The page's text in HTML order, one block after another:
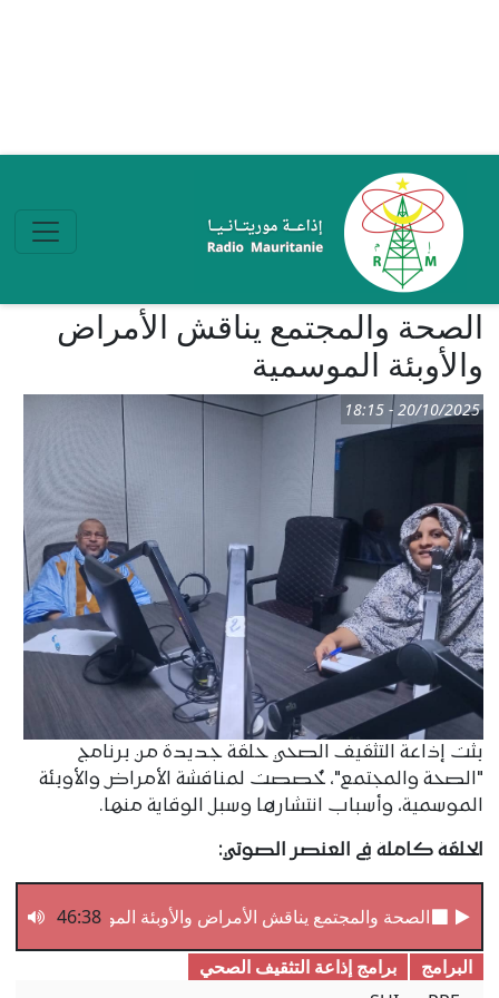
الصحة والمجتمع يناقش الأمراض
والأوبئة الموسمية
20/10/2025 - 18:15
بثت إذاعة التثقيف الصحي حلقة جديدة من برنامج
"الصحة والمجتمع"، خُصصت لمناقشة الأمراض والأوبئة
الموسمية، وأسباب انتشارها وسبل الوقاية منها.
الحلقة كاملة في العنصر الصوتي:
الصحة والمجتمع يناقش الأمراض والأوبئة الموسمية
46:38
البرامج
برامج إذاعة التثقیف الصحي